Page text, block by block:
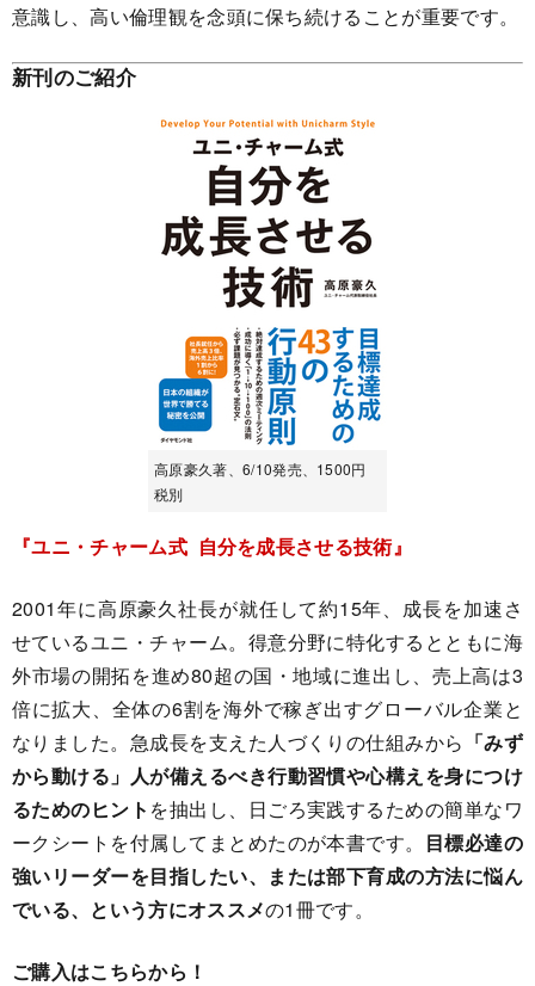
意識し、高い倫理観を念頭に保ち続けることが重要です。
新刊のご紹介
高原豪久著、6/10発売、1500円
税別
『ユニ・チャーム式 自分を成長させる技術』
2001年に高原豪久社長が就任して約15年、成長を加速さ
せているユニ・チャーム。得意分野に特化するとともに海
外市場の開拓を進め80超の国・地域に進出し、売上高は3
倍に拡大、全体の6割を海外で稼ぎ出すグローバル企業と
なりました。急成長を支えた人づくりの仕組みから 「みず
から動ける」人が備えるべき行動習慣や心構えを身につけ
るためのヒント を抽出し、日ごろ実践するための簡単なワ
ークシートを付属してまとめたのが本書です。 目標必達の
強いリーダーを目指したい、または部下育成の方法に悩ん
でいる、という方にオススメの1冊です。
ご購入はこちらから！